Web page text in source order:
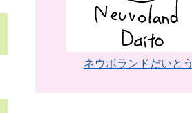
ネウボランドだいとう